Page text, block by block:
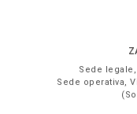
Sede legale,
Sede operativa,